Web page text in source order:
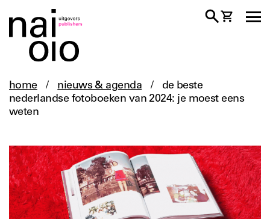
home / nieuws & agenda /
de beste
nederlandse fotoboeken van 2024: je moest eens
weten